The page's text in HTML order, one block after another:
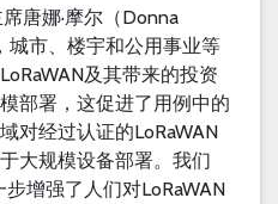
唐娜·摩尔（Donna
城市、楼宇和公用事业等
LoRaWAN及其带来的投资
部署，这促进了用例中的
对经过认证的LoRaWAN
大规模设备部署。我们
步增强了人们对LoRaWAN